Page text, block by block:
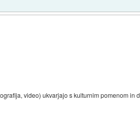
video) ukvarjajo s kulturnim pomenom in